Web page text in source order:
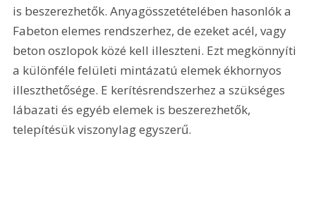
is beszerezhetők. Anyagösszetételében hasonlók a
Fabeton elemes rendszerhez, de ezeket acél, vagy
beton oszlopok közé kell illeszteni. Ezt megkönnyíti
a különféle felületi mintázatú elemek ékhornyos
illeszthetősége. E kerítésrendszerhez a szükséges
lábazati és egyéb elemek is beszerezhetők,
telepítésük viszonylag egyszerű.